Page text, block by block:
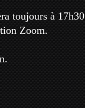
toujours à
Zoom.